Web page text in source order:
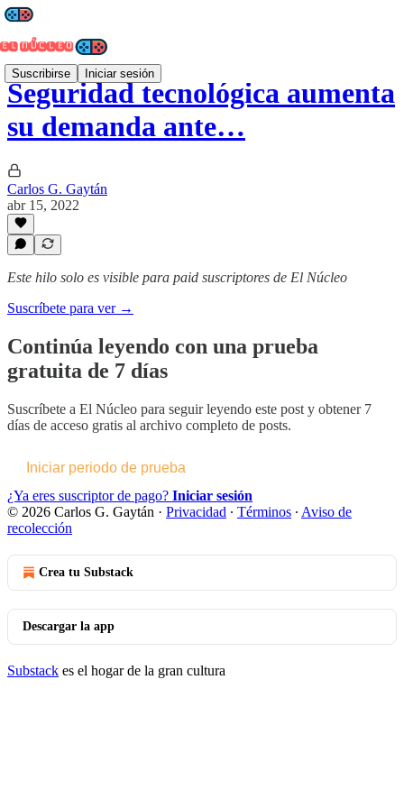
Suscribirse Iniciar sesión
Seguridad tecnológica aumenta
su demanda ante…
Carlos G. Gaytán
abr 15, 2022
Este hilo solo es visible para paid suscriptores de El Núcleo
Suscríbete para ver →
Continúa leyendo con una prueba
gratuita de 7 días
Suscríbete a El Núcleo para seguir leyendo este post y obtener 7
días de acceso gratis al archivo completo de posts.
Iniciar periodo de prueba
¿Ya eres suscriptor de pago? Iniciar sesión
© 2026 Carlos G. Gaytán · Privacidad ∙ Términos ∙ Aviso de
recolección
Crea tu Substack
Descargar la app
Substack es el hogar de la gran cultura